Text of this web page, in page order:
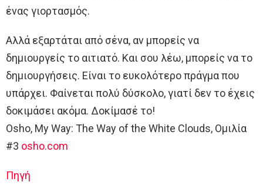
ένας γιορτασμός.
Αλλά εξαρτάται από σένα, αν μπορείς να
δημιουργείς το αιτιατό. Και σου λέω, μπορείς να το
δημιουργήσεις. Είναι το ευκολότερο πράγμα που
υπάρχει. Φαίνεται πολύ δύσκολο, γιατί δεν το έχεις
δοκιμάσει ακόμα. Δοκίμασέ το!
Osho, My Way: The Way of the White Clouds, Ομιλία
#3 osho.com
Πηγή